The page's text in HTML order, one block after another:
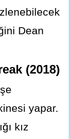
Dean
(2018)
yapar.
kız